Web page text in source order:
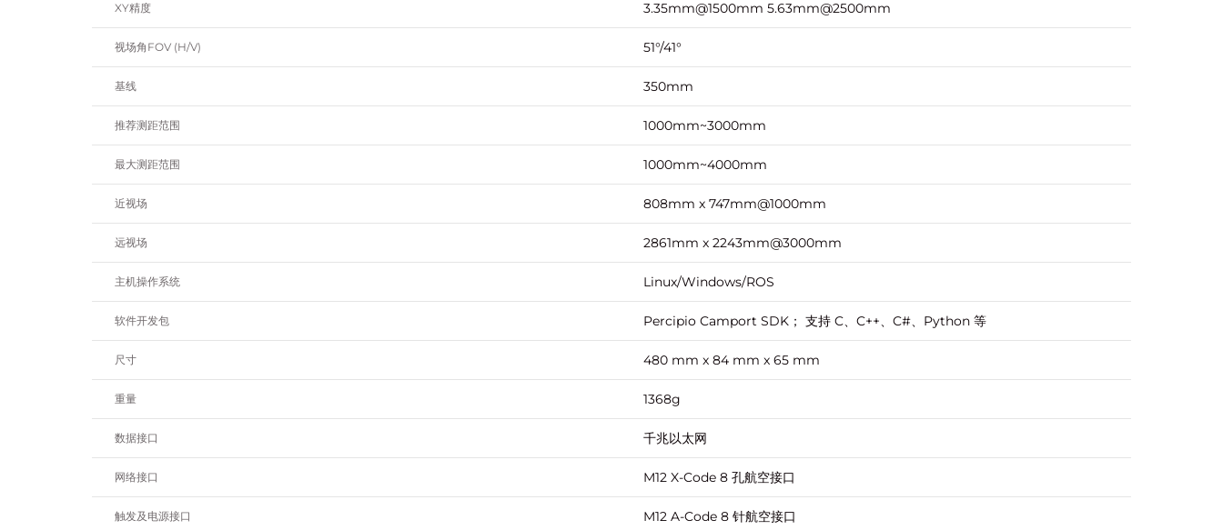
XY精度 3.35mm@1500mm 5.63mm@2500mm
视场角FOV (H/V) 51°/41°
基线 350mm
推荐测距范围 1000mm~3000mm
最大测距范围 1000mm~4000mm
近视场 808mm x 747mm@1000mm
远视场 2861mm x 2243mm@3000mm
主机操作系统 Linux/Windows/ROS
软件开发包 Percipio Camport SDK； 支持 C、C++、C#、Python 等
尺寸 480 mm x 84 mm x 65 mm
重量 1368g
数据接口 千兆以太网
网络接口 M12 X-Code 8 孔航空接口
触发及电源接口 M12 A-Code 8 针航空接口